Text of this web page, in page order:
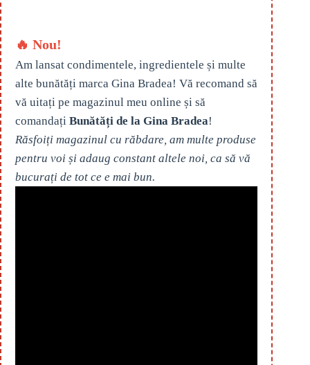
🔥 Nou!
Am lansat condimentele, ingredientele și multe
alte bunătăți marca Gina Bradea! Vă recomand să
vă uitați pe magazinul meu online și să
comandați Bunătăți de la Gina Bradea!
Răsfoiți magazinul cu răbdare, am multe produse
pentru voi și adaug constant altele noi, ca să vă
bucurați de tot ce e mai bun.